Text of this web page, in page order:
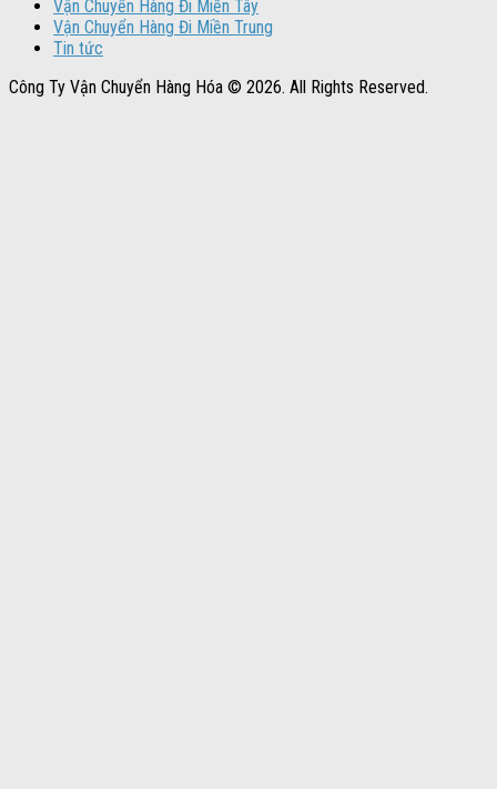
Vận Chuyển Hàng Đi Miền Tây
Vận Chuyển Hàng Đi Miền Trung
Tin tức
Công Ty Vận Chuyển Hàng Hóa © 2026. All Rights Reserved.